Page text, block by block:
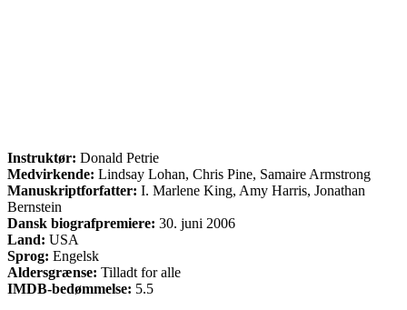
Instruktør: Donald Petrie
Medvirkende: Lindsay Lohan, Chris Pine, Samaire Armstrong
Manuskriptforfatter: I. Marlene King, Amy Harris, Jonathan
Bernstein
Dansk biografpremiere: 30. juni 2006
Land: USA
Sprog: Engelsk
Aldersgrænse: Tilladt for alle
IMDB-bedømmelse: 5.5